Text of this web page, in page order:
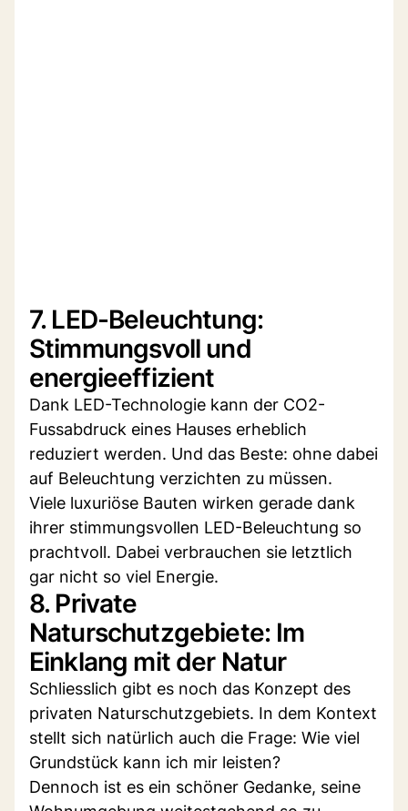
7. LED-Beleuchtung:
Stimmungsvoll und
energieeffizient
Dank LED-Technologie kann der CO2-
Fussabdruck eines Hauses erheblich
reduziert werden. Und das Beste: ohne dabei
auf Beleuchtung verzichten zu müssen.
Viele luxuriöse Bauten wirken gerade dank
ihrer stimmungsvollen LED-Beleuchtung so
prachtvoll. Dabei verbrauchen sie letztlich
gar nicht so viel Energie.
8. Private
Naturschutzgebiete: Im
Einklang mit der Natur
Schliesslich gibt es noch das Konzept des
privaten Naturschutzgebiets. In dem Kontext
stellt sich natürlich auch die Frage: Wie viel
Grundstück kann ich mir leisten?
Dennoch ist es ein schöner Gedanke, seine